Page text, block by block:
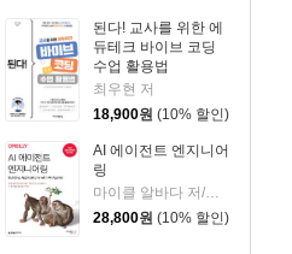
된다! 교사를 위한 에
듀테크 바이브 코딩
수업 활용법
최우현 저
18,900원 (10% 할인)
AI 에이전트 엔지니어
링
28,800원 (10% 할인)